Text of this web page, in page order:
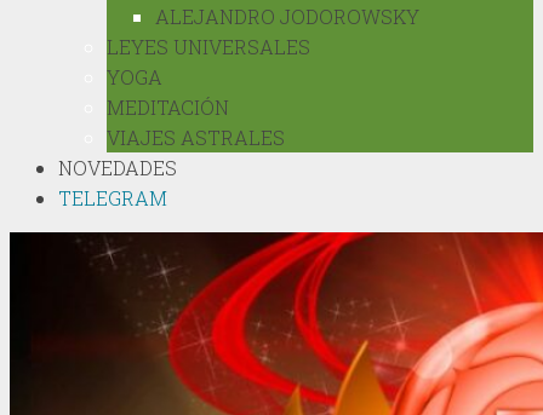
ALEJANDRO JODOROWSKY
LEYES UNIVERSALES
YOGA
MEDITACIÓN
VIAJES ASTRALES
NOVEDADES
TELEGRAM